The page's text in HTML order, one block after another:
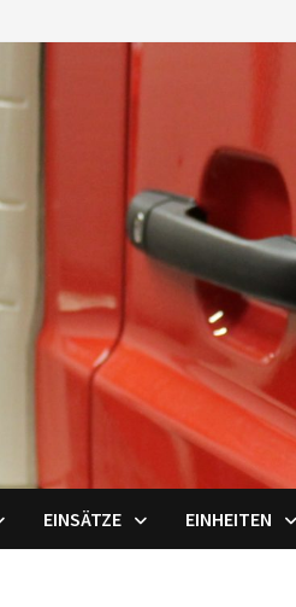
EINSÄTZE EINHEITEN